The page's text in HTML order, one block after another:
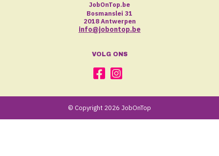
JobOnTop.be
Bosmanslei 31
2018 Antwerpen
info@jobontop.be
VOLG ONS
© Copyright 2026 JobOnTop